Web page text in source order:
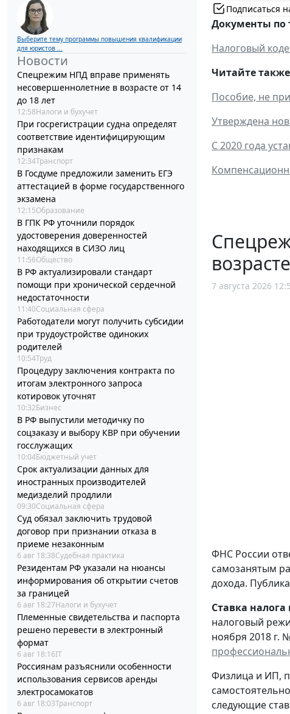
Выберите тему программы повышения квалификации
для юристов ...
Новости
Спецрежим НПД вправе применять
несовершеннолетние в возрасте от 14
до 18 лет
12:58Налоги и бухучет
При госрегистрации судна определят
соответствие идентифицирующим
признакам
12:34Транспорт
В Госдуме предложили заменить ЕГЭ
аттестацией в форме государственного
экзамена
12:15Образование
В ГПК РФ уточнили порядок
удостоверения доверенностей
находящихся в СИЗО лиц
11:56Общество
В РФ актуализировали стандарт
помощи при хронической сердечной
недостаточности
11:40Социальная сфера
Работодатели могут получить субсидии
при трудоустройстве одиноких
родителей
10:54Труд
Процедуру заключения контракта по
итогам электронного запроса
котировок уточнят
10:32Бизнес
В РФ выпустили методичку по
соцзаказу и выбору КВР при обучении
госслужащих
10:04Бюджетный учет
Срок актуализации данных для
иностранных производителей
медизделий продлили
09:30Социальная сфера
Суд обязал заключить трудовой
договор при признании отказа в
приеме незаконным
6 авг 18:38Судебная практика
Резидентам РФ указали на нюансы
информирования об открытии счетов
за границей
6 авг 18:27Налоги и бухучет
Племенные свидетельства и паспорта
решено перевести в электронный
формат
6 авг 18:16IT
Россиянам разъяснили особенности
использования сервисов аренды
электросамокатов
6 авг 18:03Транспорт
Подписаться
Документы по
Налоговый
Читайте
Пособие, не
Утверждена
С 2020 года
7 августа 2026
ФНС России
самозанятым
дохода.
Ставка
налоговый
ноября 2018 г.
Физлица и ИП,
следующие